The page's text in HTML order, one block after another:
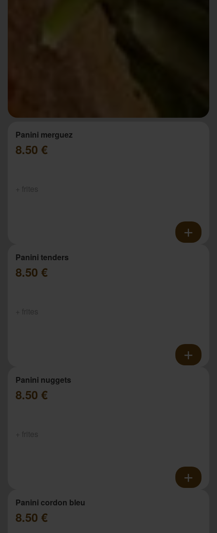
Panini merguez
8.50 €
Panini tenders
8.50 €
Panini nuggets
8.50 €
Panini cordon bleu
8.50 €